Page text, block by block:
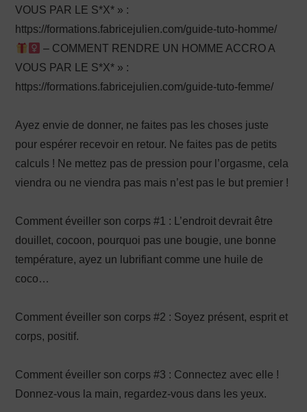
VOUS PAR LE S*X* » :
https://formations.fabricejulien.com/guide-tuto-homme/
– COMMENT RENDRE UN HOMME ACCRO A
VOUS PAR LE S*X* » :
https://formations.fabricejulien.com/guide-tuto-femme/
Ayez envie de donner, ne faites pas les choses juste
pour espérer recevoir en retour. Ne faites pas de petits
calculs ! Ne mettez pas de pression pour l’orgasme, cela
viendra ou ne viendra pas mais n’est pas le but premier !
Comment éveiller son corps #1 : L’endroit devrait être
douillet, cocoon, pourquoi pas une bougie, une bonne
température, ayez un lubrifiant comme une huile de
coco…
Comment éveiller son corps #2 : Soyez présent, esprit et
corps, positif.
Comment éveiller son corps #3 : Connectez avec elle !
Donnez-vous la main, regardez-vous dans les yeux.